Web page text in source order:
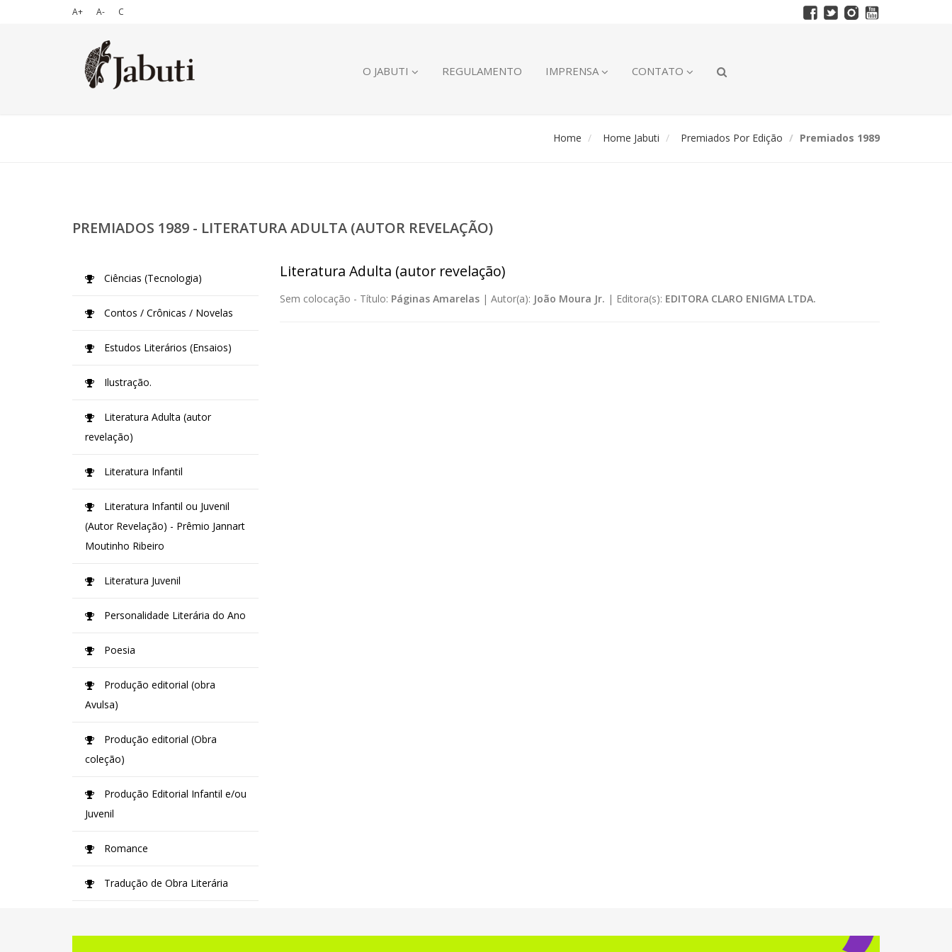
A+ A- C
O JABUTI REGULAMENTO IMPRENSA CONTATO
Home Home Jabuti Premiados Por Edição Premiados 1989
PREMIADOS 1989 - LITERATURA ADULTA (AUTOR REVELAÇÃO)
Literatura Adulta (autor revelação)
Sem colocação - Título: Páginas Amarelas| Autor(a): João Moura Jr. | Editora(s): EDITORA CLARO ENIGMA LTDA.
Ciências (Tecnologia)
Contos / Crônicas / Novelas
Estudos Literários (Ensaios)
Ilustração.
Literatura Adulta (autor
revelação)
Literatura Infantil
Literatura Infantil ou Juvenil
(Autor Revelação) - Prêmio Jannart
Moutinho Ribeiro
Literatura Juvenil
Personalidade Literária do Ano
Poesia
Produção editorial (obra
Avulsa)
Produção editorial (Obra
coleção)
Produção Editorial Infantil e/ou
Juvenil
Romance
Tradução de Obra Literária